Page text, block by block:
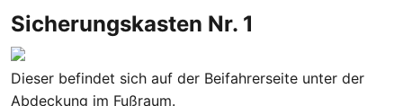
Sicherungskasten Nr. 1
Dieser befindet sich auf der Beifahrerseite unter der
Abdeckung im Fußraum.